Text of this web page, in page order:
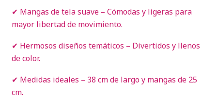
✔ Mangas de tela suave – Cómodas y ligeras para
mayor libertad de movimiento.
✔ Hermosos diseños temáticos – Divertidos y llenos
de color.
✔ Medidas ideales – 38 cm de largo y mangas de 25
cm.